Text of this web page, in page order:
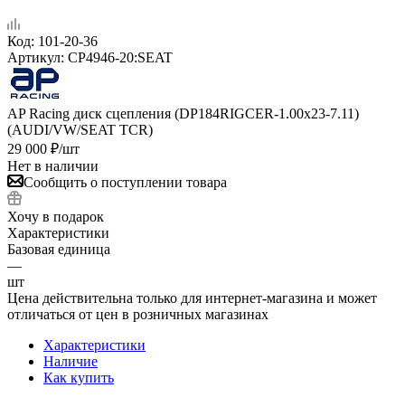
Код: 101-20-36
Артикул: CP4946-20:SEAT
AP Racing диск сцепления (DP184RIGCER-1.00x23-7.11)
(AUDI/VW/SEAT TCR)
29 000 ₽/шт
Нет в наличии
Сообщить о поступлении товара
Хочу в подарок
Характеристики
Базовая единица
—
шт
Цена действительна только для интернет-магазина и может
отличаться от цен в розничных магазинах
Характеристики
Наличие
Как купить